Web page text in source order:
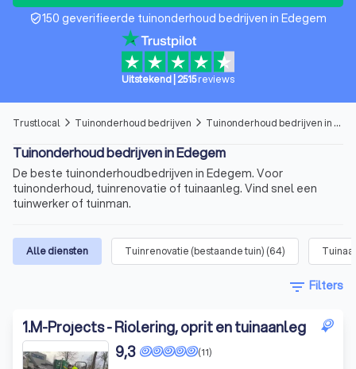
verified_user150 geverifieerde tuinonderhoud bedrijven in Edegem
Uitstekend 2515reviews
Trustlocal arrow_forward_ios Tuinonderhoud bedrijven arrow_forward_ios Tuinonderhoud bedrijven in Edegem
Tuinonderhoud bedrijven in Edegem
De beste tuinonderhoudbedrijven in Edegem. Voor
tuinonderhoud, tuinrenovatie of tuinaanleg. Vind snel een
tuinwerker of tuinman.
Alle diensten Tuinrenovatie (bestaande tuin) (64)
filter_list Filters
1.M-Projects - Riolering, oprit en tuinaanleg
(11)
9,3